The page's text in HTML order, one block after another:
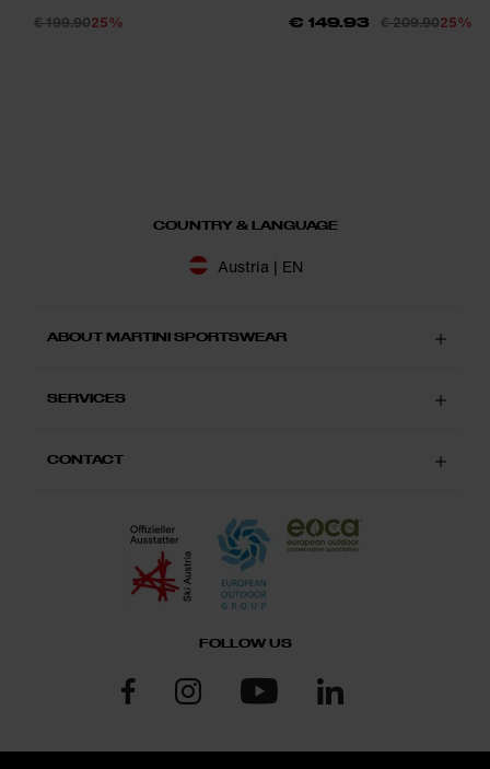
€ 199.9025% € 149.93
€ 209.9025%
COUNTRY & LANGUAGE
Austria | EN
ABOUT MARTINI SPORTSWEAR
SERVICES
CONTACT
FOLLOW US